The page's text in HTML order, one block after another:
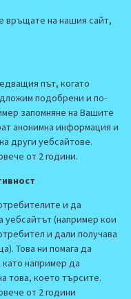
връщате на нашия сайт,
път, когато
подобрени и по-
запомняне на Вашите
анонимна информация и
други уебсайтове.
от 2 години.
и да
(например кои
и дали получава
Това ни помага да
например да
това, което търсите.
от 2 години